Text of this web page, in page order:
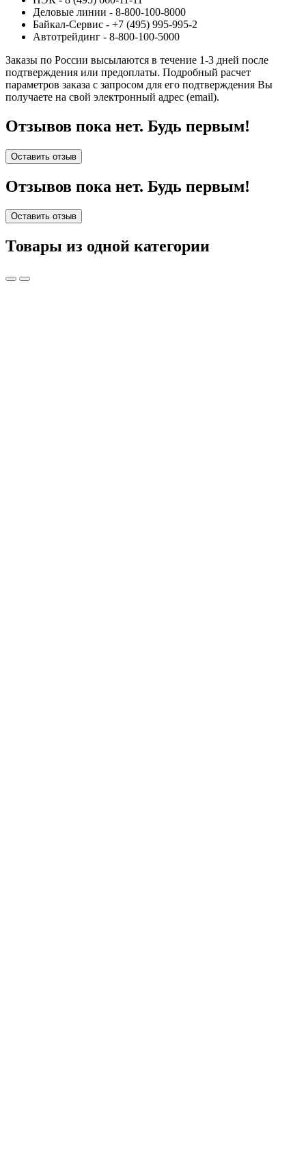
Деловые линии - 8-800-100-8000
Байкал-Сервис - +7 (495) 995-995-2
Автотрейдинг - 8-800-100-5000
Заказы по России высылаются в течение 1-3 дней после
подтверждения или предоплаты. Подробный расчет
параметров заказа с запросом для его подтверждения Вы
получаете на свой электронный адрес (email).
Отзывов пока нет. Будь первым!
Оставить отзыв
Отзывов пока нет. Будь первым!
Оставить отзыв
Товары из одной категории